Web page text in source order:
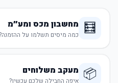
🧮 מחשבון מכס ומע״מ
כמה מיסים תשלמו על
📦 מעקב משלוחים
איפה החבילה שלכם עכשיו?